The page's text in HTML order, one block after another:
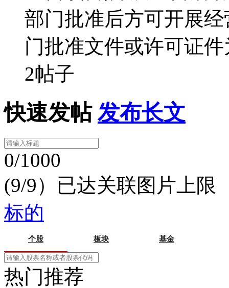
部门批准后方可开展
门批准文件或许可证
2帖子
快速发帖 发布长文
0/1000
(9/9）已达关联图片上限
标的
个股 板块 基金
热门推荐